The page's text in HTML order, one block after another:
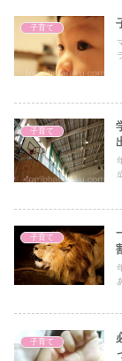
子育て
子育て
子育て
子育て